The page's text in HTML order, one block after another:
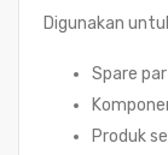
Digunakan
Spare
Produk